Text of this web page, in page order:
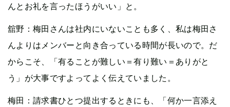
んとお礼を言ったほうがいい」と。
舘野：梅田さんは社内にいないことも多く、私は梅田さ
んよりはメンバーと向き合っている時間が長いので。だ
からこそ、「有ることが難しい＝有り難い＝ありがと
う」が大事ですよってよく伝えていました。
梅田：請求書ひとつ提出するときにも、「何か一言添え